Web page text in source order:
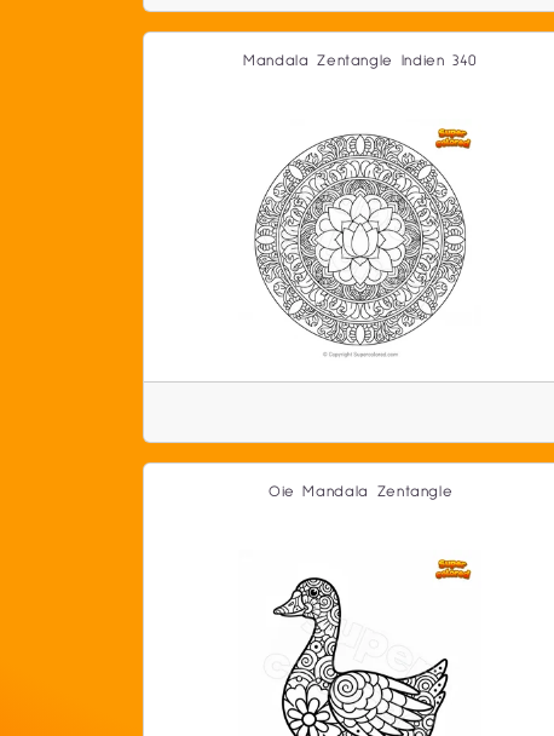
Mandala Zentangle Indien 340
Oie Mandala Zentangle